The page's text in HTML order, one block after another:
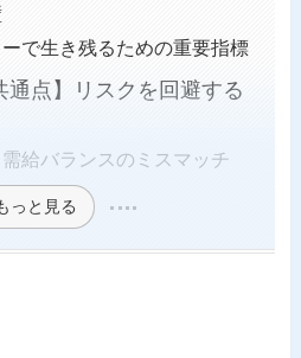
で生き残るための重要指標
通点】リスクを回避する
給バランスのミスマッチ
っと見る